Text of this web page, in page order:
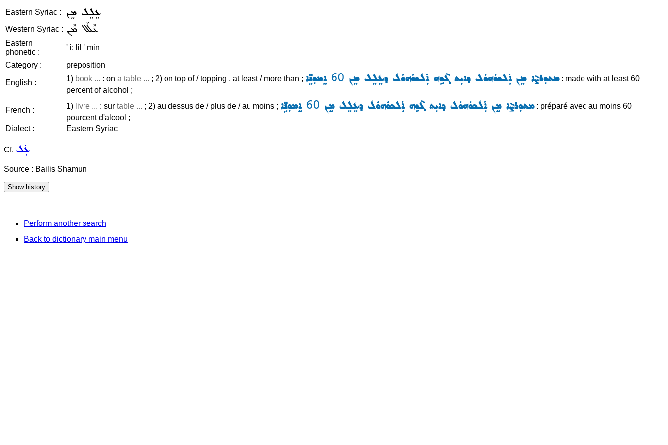
Eastern Syriac : ܥܸܠܸܠ ܡܸܢ
Western Syriac : ܥܶܠܶܠ ܡܶܢ
Eastern
phonetic :
' i: lil ' min
Category : preposition
English : 1) book ... : on a table ... ; 2) on top of / topping , at least / more than ; ܡܬܘܼܪܨܵܐ ܡܸܢ ܐܲܠܟܘܿܗܘܿܠ ܕܐܝܼܬ ܓܵܘܹܗ ܐܲܠܟܘܿܗܘܿܠ ܕܥܸܠܸܠ ܡܸܢ 60 ܐܸܡܘܼܢܹ̈ܐ: made with at least 60
percent of alcohol ;
French : 1) livre ... : sur table ... ; 2) au dessus de / plus de / au moins ; ܡܬܘܼܪܨܵܐ ܡܸܢ ܐܲܠܟܘܿܗܘܿܠ ܕܐܝܼܬ ܓܵܘܹܗ ܐܲܠܟܘܿܗܘܿܠ ܕܥܸܠܸܠ ܡܸܢ 60 ܐܸܡܘܼܢܹ̈ܐ: préparé avec au moins 60
pourcent d'alcool ;
Dialect :
Eastern Syriac
Cf. ܥܲܠ
Source : Bailis Shamun
Perform another search
Back to dictionary main menu